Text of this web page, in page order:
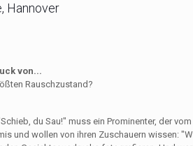
Hannover
von...
Rauschzustand?
du Sau!" muss ein Prominenter, der
und wollen von ihren Zuschauern wissen: